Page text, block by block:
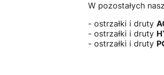
W pozostałych
- ostrzałki i druty
- ostrzałki i druty
- ostrzałki i druty